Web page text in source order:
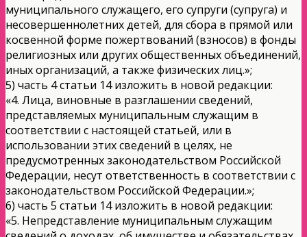
муниципального служащего, его супруги (супруга) и
несовершеннолетних детей, для сбора в прямой или
косвенной форме пожертвований (взносов) в фонды
религиозных или других общественных объединений,
иных организаций, а также физических лиц.»;
5) часть 4 статьи 14 изложить в новой редакции:
«4. Лица, виновные в разглашении сведений,
представляемых муниципальным служащим в
соответствии с настоящей статьей, или в
использовании этих сведений в целях, не
предусмотренных законодательством Российской
Федерации, несут ответственность в соответствии с
законодательством Российской Федерации.»;
6) часть 5 статьи 14 изложить в новой редакции:
«5. Непредставление муниципальным служащим